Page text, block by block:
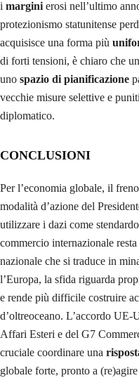
i margini erosi nell’ultimo
protezionismo statunitense
acquisisce una forma più
di forti tensioni, è chiaro che
uno spazio di pianificazione
vecchie misure selettive e
diplomatico.
CONCLUSIONI
Per l’economia globale, il
modalità d’azione del
utilizzare i dazi come
commercio internazionale resta
nazionale che si traduce in
l’Europa, la sfida riguarda
e rende più difficile costruire
d’oltreoceano. L’accordo
Affari Esteri e del G7
cruciale coordinare una
globale forte, pronto a